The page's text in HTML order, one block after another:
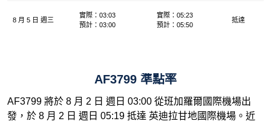
8 月 5 日 週三
實際：03:03
預計：03:00
實際：05:23
預計：05:50
抵達
AF3799 準點率
AF3799 將於 8 月 2 日 週日 03:00 從班加羅爾國際機場出
發，於 8 月 2 日 週日 05:19 抵達 英迪拉甘地國際機場。近